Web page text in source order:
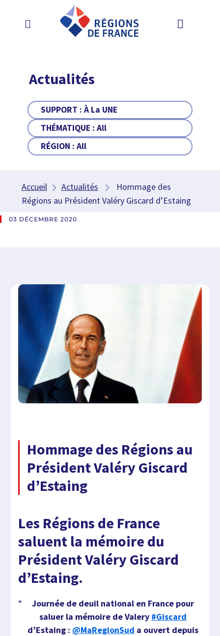
Actualités
SUPPORT :À La UNE
THÉMATIQUE :All
RÉGION :All
Accueil Actualités
Hommage des
Régions au Président Valéry Giscard d’Estaing
03 DÉCEMBRE 2020
Hommage des Régions au
Président Valéry Giscard
d’Estaing
Les Régions de France
saluent la mémoire du
Président Valéry Giscard
d’Estaing.
Journée de deuil national en France pour
saluer la mémoire de Valery #Giscard
d’Estaing : @MaRegionSud a ouvert depuis